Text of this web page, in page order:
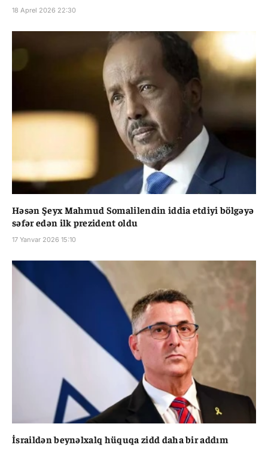
18 Aprel 2026 22:30
Həsən Şeyx Mahmud Somalilendin iddia etdiyi bölgəyə
səfər edən ilk prezident oldu
17 Yanvar 2026 15:10
İsraildən beynəlxalq hüquqa zidd daha bir addım